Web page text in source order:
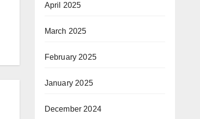
April 2025
March 2025
February 2025
January 2025
December 2024